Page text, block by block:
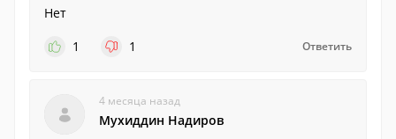
Нет
1
1 Ответить
4 месяца назад
Мухиддин Надиров